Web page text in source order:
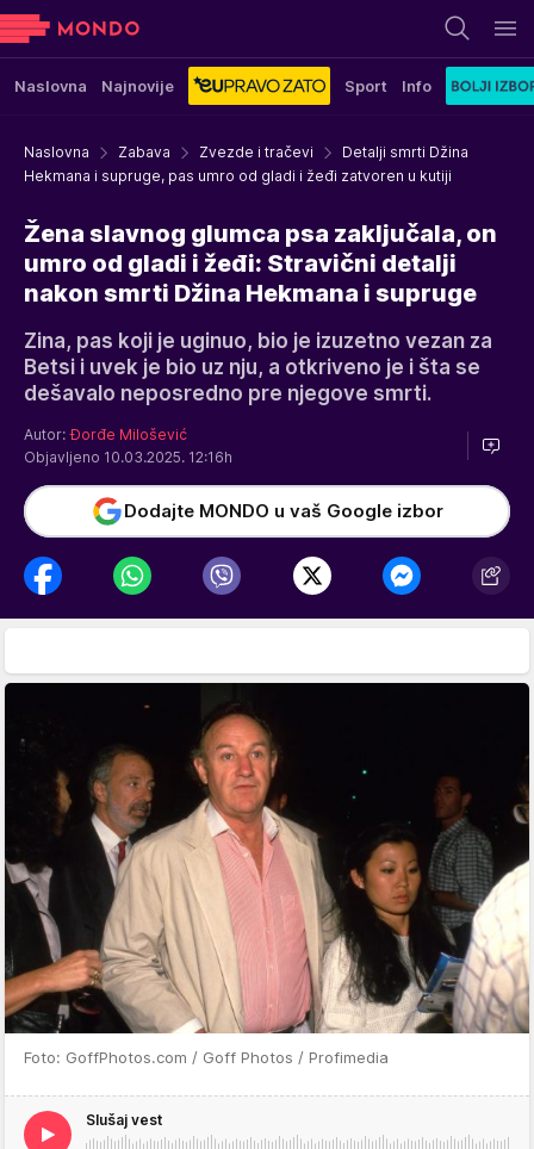
Naslovna Najnovije Sport Info
Naslovna Zabava Zvezde i tračevi
Detalji smrti Džina
Hekmana i supruge, pas umro od gladi i žeđi zatvoren u kutiji
Žena slavnog glumca psa zaključala, on
umro od gladi i žeđi: Stravični detalji
nakon smrti Džina Hekmana i supruge
Zina, pas koji je uginuo, bio je izuzetno vezan za
Betsi i uvek je bio uz nju, a otkriveno je i šta se
dešavalo neposredno pre njegove smrti.
Autor: Đorđe Milošević
Objavljeno 10.03.2025. 12:16h
Dodajte MONDO u vaš Google izbor
Foto: GoffPhotos.com / Goff Photos / Profimedia
Slušaj vest